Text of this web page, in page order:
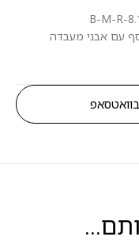
B-M-R-
עם אבני מעבדה